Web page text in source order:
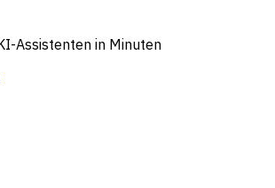
Assistenten in Minuten